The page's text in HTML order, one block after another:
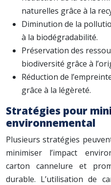
naturelles grâce à la
Diminution de la
à la biodégradabilité.
Préservation des
biodiversité grâce à
Réduction de
grâce à la légèreté.
Stratégies pour
environnemental
Plusieurs stratégies
minimiser l’impact
carton cannelure et
durable. L’utilisation de